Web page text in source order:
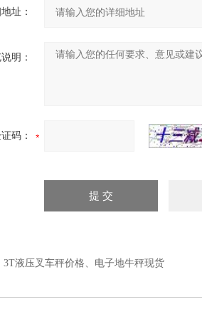
址：
明：
码：
3T液压叉车秤价格、电子地牛秤现货